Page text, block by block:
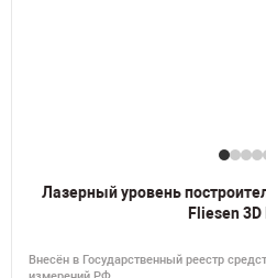
Лазерный уровень
Fliesen
Внесён в Государственный реестр